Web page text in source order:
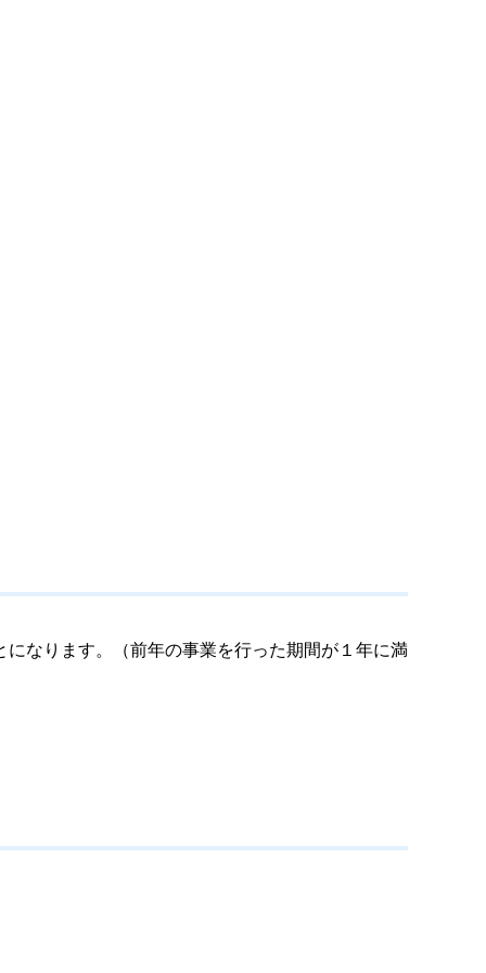
なります。（前年の事業を行った期間が１年に満